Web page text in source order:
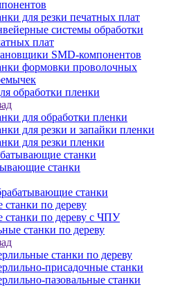
для резки печатных плат
системы обработки
плат
SMD-компонентов
формовки проволочных
обработки пленки
для обработки пленки
для резки и запайки пленки
для резки пленки
станки
станки
станки
станки по дереву
станки по дереву с ЧПУ
станки по дереву
станки по дереву
присадочные станки
пазовальные станки